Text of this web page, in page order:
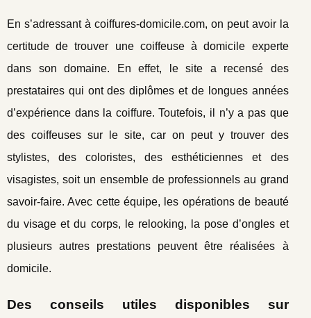
En s’adressant à coiffures-domicile.com, on peut avoir la
certitude de trouver une coiffeuse à domicile experte
dans son domaine. En effet, le site a recensé des
prestataires qui ont des diplômes et de longues années
d’expérience dans la coiffure. Toutefois, il n’y a pas que
des coiffeuses sur le site, car on peut y trouver des
stylistes, des coloristes, des esthéticiennes et des
visagistes, soit un ensemble de professionnels au grand
savoir-faire. Avec cette équipe, les opérations de beauté
du visage et du corps, le relooking, la pose d’ongles et
plusieurs autres prestations peuvent être réalisées à
domicile.
Des conseils utiles disponibles sur